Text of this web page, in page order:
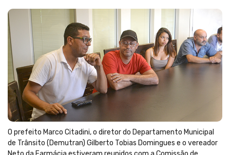
O prefeito Marco Citadini, o diretor do Departamento Municipal
de Trânsito (Demutran) Gilberto Tobias Domingues e o vereador